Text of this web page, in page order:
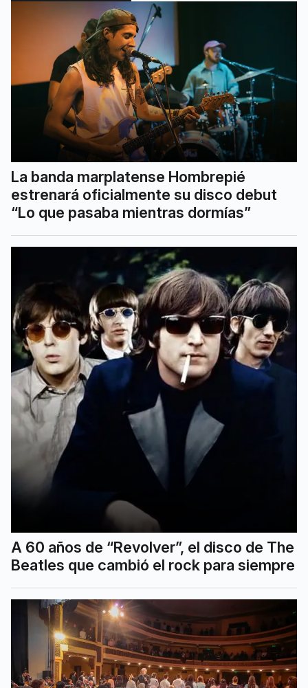
La banda marplatense Hombrepié
estrenará oficialmente su disco debut
“Lo que pasaba mientras dormías”
A 60 años de “Revolver”, el disco de The
Beatles que cambió el rock para siempre